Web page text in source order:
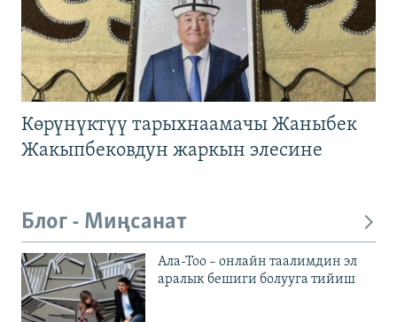
Көрүнүктүү тарыхнаамачы Жаныбек
Жакыпбековдун жаркын элесине
Блог - Миңсанат
Ала-Тоо – онлайн таалимдин эл
аралык бешиги болууга тийиш